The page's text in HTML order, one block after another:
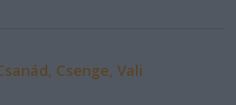
Csenge, Vali